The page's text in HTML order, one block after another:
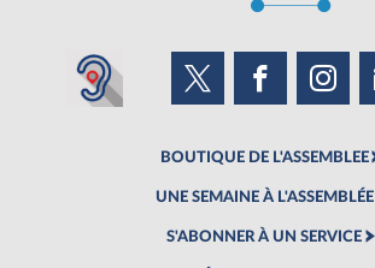
BOUTIQUE DE L'ASSEMBLEE
UNE SEMAINE À L'ASSEMBLÉE
S'ABONNER À UN SERVICE